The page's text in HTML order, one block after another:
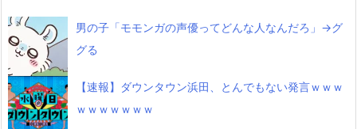
男の子「モモンガの声優ってどんな人なんだろ」→グ
グる
【速報】ダウンタウン浜田、とんでもない発言ｗｗｗ
ｗｗｗｗｗｗｗ